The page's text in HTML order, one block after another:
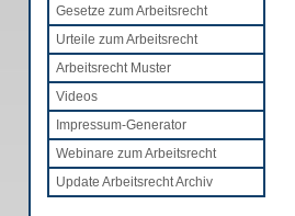
Gesetze zum Arbeitsrecht
Urteile zum Arbeitsrecht
Arbeitsrecht Muster
Videos
Impressum-Generator
Webinare zum Arbeitsrecht
Update Arbeitsrecht Archiv